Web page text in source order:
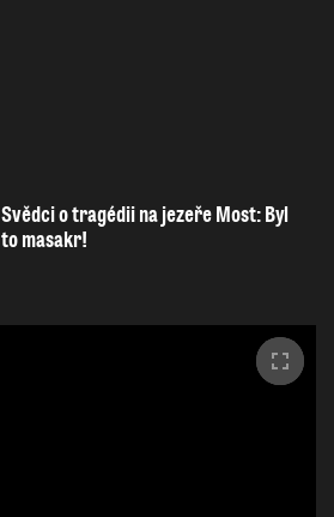
Svědci o tragédii na jezeře Most: Byl
to masakr!